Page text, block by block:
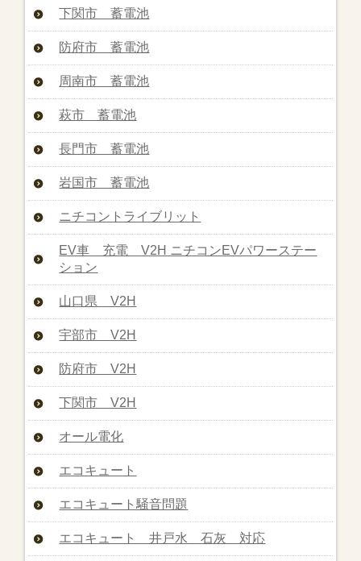
下関市 蓄電池
防府市 蓄電池
周南市 蓄電池
萩市 蓄電池
長門市 蓄電池
岩国市 蓄電池
ニチコントライブリット
EV車 充電 V2H ニチコンEVパワーステー
ション
山口県 V2H
宇部市 V2H
防府市 V2H
下関市 V2H
オール電化
エコキュート
エコキュート騒音問題
エコキュート 井戸水 石灰 対応